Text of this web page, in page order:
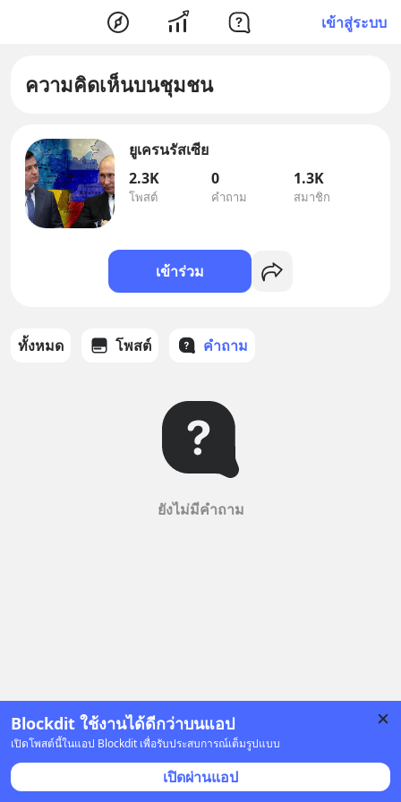
เข้าสู่ระบบ
Blockdit ใช้งานได้ดีกว่าบนแอป
เปิดโพสต์นี้ในแอป Blockdit เพื่อรับประสบการณ์เต็มรูปแบบ
เปิดผ่านแอป
ความคิดเห็นบนชุมชน
ยูเครนรัสเซีย
2.3K
โพสต์
0
คำถาม
1.3K
สมาชิก
เข้าร่วม
ทั้งหมด โพสต์ คำถาม
ยังไม่มีคำถาม